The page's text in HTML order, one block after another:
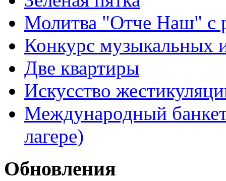
Молитва "Отче Наш" с
Конкурс музыкальных
Две квартиры
Искусство
Международный
лагере)
Обновления